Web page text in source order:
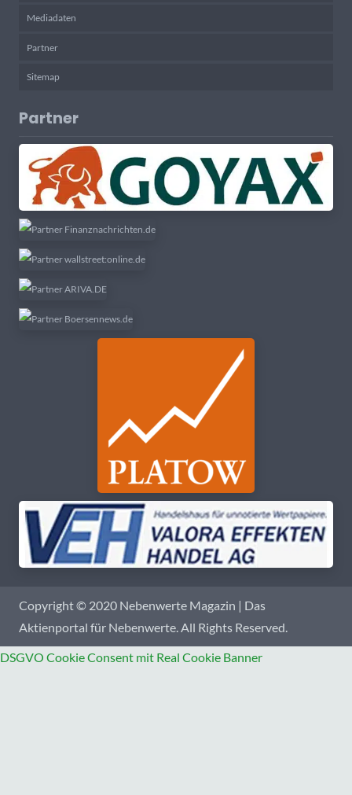
Mediadaten
Partner
Sitemap
Partner
Copyright © 2020 Nebenwerte Magazin | Das
Aktienportal für Nebenwerte. All Rights Reserved.
DSGVO Cookie Consent mit Real Cookie Banner